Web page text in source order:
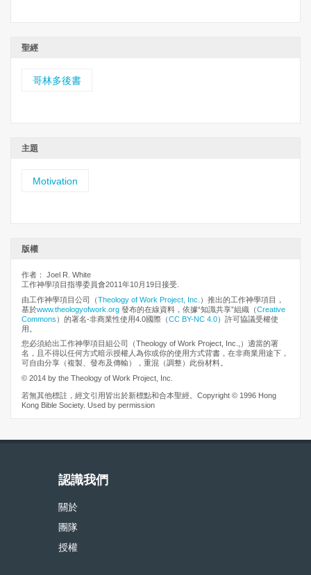
聖經
哥林多後書
主題
Motivation
版權
作者： Joel R. White
工作神學項目指導委員會2011年10月19日接受.
由工作神學項目公司（Theology of Work Project, Inc. ）推出的工作神學項目，
基於www.theologyofwork.org 發布的在線資料，依據“知識共享”組織（Creative
Commons ）的署名-非商業性使用4.0國際（CC BY-NC 4.0）許可協議受權使
用。
您必須給出工作神學項目組公司（Theology of Work Project, Inc.,）適當的署
名，且不得以任何方式暗示授權人為你或你的使用方式背書，在非商業用途下，
可自由分享（複製、發布及傳輸），重混（調整）此份材料。
© 2014 by the Theology of Work Project, Inc.
若無其他標註，經文引用皆出於新標點和合本聖經。Copyright © 1996 Hong
Kong Bible Society. Used by permission
認識我們
關於
團隊
授權